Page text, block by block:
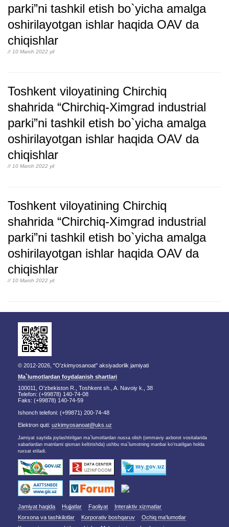
parki”ni tashkil etish bo`yicha amalga
oshirilayotgan ishlar haqida OAV da
chiqishlar
// 10 March 2022 yil
Toshkent viloyatining Chirchiq
shahrida “Chirchiq-Ximgrad industrial
parki”ni tashkil etish bo`yicha amalga
oshirilayotgan ishlar haqida OAV da
chiqishlar
// 10 March 2022 yil
Toshkent viloyatining Chirchiq
shahrida “Chirchiq-Ximgrad industrial
parki”ni tashkil etish bo`yicha amalga
oshirilayotgan ishlar haqida OAV da
chiqishlar
// 10 March 2022 yil
© 2012-2026, "O'zkimyosanoat" aksiyadorlik jamiyati
Ma`lumotlardan foydalanish shartlari
100011, O'zbekiston R., Toshkent sh., A. Navoiy k., 38
Telefon: (+99878) 140-74-08
Faks: (+99878) 140-74-59
Ishonch telefoni: (+99871) 200-74-48
Elektron quti: uzkimyosanoat@uks.uz
Jamiyat saytida joylashtirilgan ma`lumotlardan nusxa olish (ommaviy axborot vositalarida
xabarlardan matnlarni qisman keltirishda) ushbu ma`lumotning manbai ko'rsatilgan holda
ruxsat etiladi.
Jamiyat haqida Hujjatlar Faoliyat
Interaktiv xizmatlar
Korxona va tashkilotlar
Korporativ boshqaruv
Ochiq ma'lumotlar